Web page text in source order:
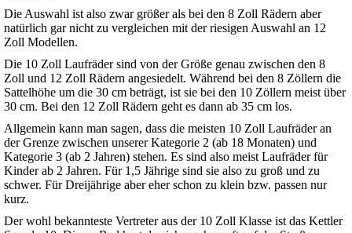
Die Auswahl ist also zwar größer als bei den 8 Zoll Rädern aber
natürlich gar nicht zu vergleichen mit der riesigen Auswahl an 12
Zoll Modellen.
Die 10 Zoll Laufräder sind von der Größe genau zwischen den 8
Zoll und 12 Zoll Rädern angesiedelt. Während bei den 8 Zöllern die
Sattelhöhe um die 30 cm beträgt, ist sie bei den 10 Zöllern meist über
30 cm. Bei den 12 Zoll Rädern geht es dann ab 35 cm los.
Allgemein kann man sagen, dass die meisten 10 Zoll Laufräder an
der Grenze zwischen unserer Kategorie 2 (ab 18 Monaten) und
Kategorie 3 (ab 2 Jahren) stehen. Es sind also meist Laufräder für
Kinder ab 2 Jahren. Für 1,5 Jährige sind sie also zu groß und zu
schwer. Für Dreijährige aber eher schon zu klein bzw. passen nur
kurz.
Der wohl bekannteste Vertreter aus der 10 Zoll Klasse ist das Kettler